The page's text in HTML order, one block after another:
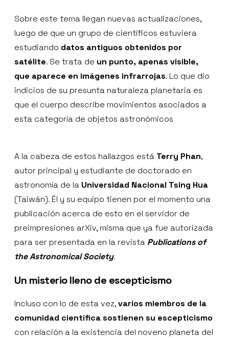
Sobre este tema llegan nuevas actualizaciones,
luego de que un grupo de científicos estuviera
estudiando datos antiguos obtenidos por
satélite. Se trata de un punto, apenas visible,
que aparece en imágenes infrarrojas. Lo que dio
indicios de su presunta naturaleza planetaria es
que el cuerpo describe movimientos asociados a
esta categoría de objetos astronómicos
A la cabeza de estos hallazgos está Terry Phan,
autor principal y estudiante de doctorado en
astronomía de la Universidad Nacional Tsing Hua
(Taiwán). Él y su equipo tienen por el momento una
publicación acerca de esto en el servidor de
preimpresiones arXiv, misma que ya fue autorizada
para ser presentada en la revista Publications of
the Astronomical Society.
Un misterio lleno de escepticismo
Incluso con lo de esta vez,varios miembros de la
comunidad científica sostienen su escepticismo
con relación a la existencia del noveno planeta del